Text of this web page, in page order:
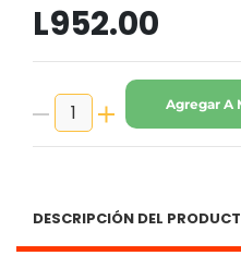
L952.00
Agregar A
DESCRIPCIÓN DEL